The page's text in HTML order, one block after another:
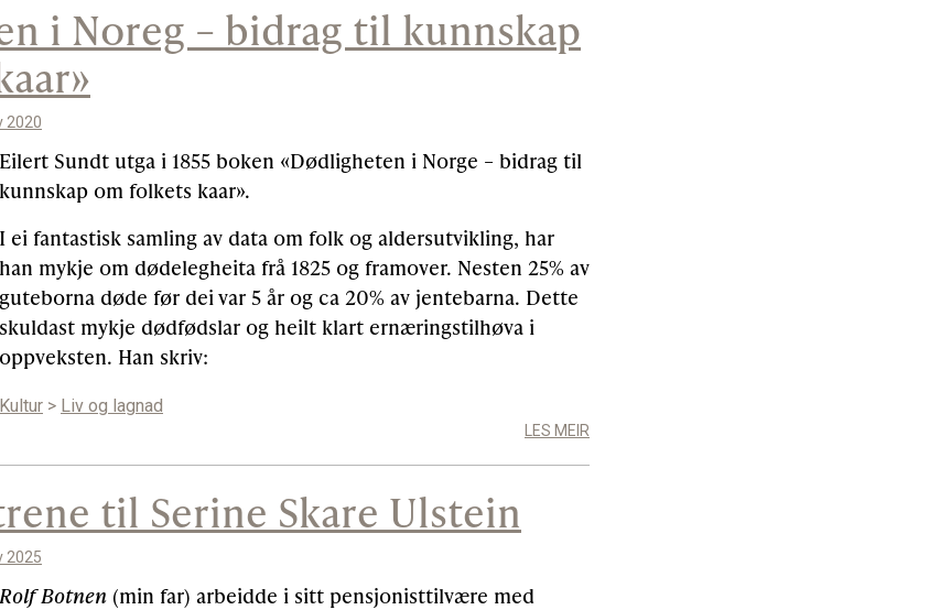
i Noreg – bidrag til kunnskap
2020
Eilert Sundt utga i 1855 boken «Dødligheten i Norge – bidrag til
kunnskap om folkets kaar».
I ei fantastisk samling av data om folk og aldersutvikling, har
han mykje om dødelegheita frå 1825 og framover. Nesten 25% av
guteborna døde før dei var 5 år og ca 20% av jentebarna. Dette
skuldast mykje dødfødslar og heilt klart ernæringstilhøva i
oppveksten. Han skriv:
Kultur > Liv og lagnad
LES MEIR
til Serine Skare Ulstein
2025
Rolf Botnen (min far) arbeidde i sitt pensjonisttilvære med